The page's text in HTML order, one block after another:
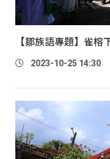
【鄒族語專題】雀
2023-10-25 14:30